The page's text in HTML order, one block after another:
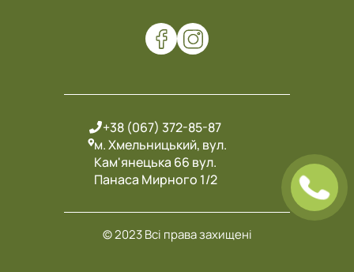
+38 (067) 372-85-87
м. Хмельницький, вул.
Кам'янецька 66 вул.
Панаса Мирного 1/2
© 2023 Всі права захищені